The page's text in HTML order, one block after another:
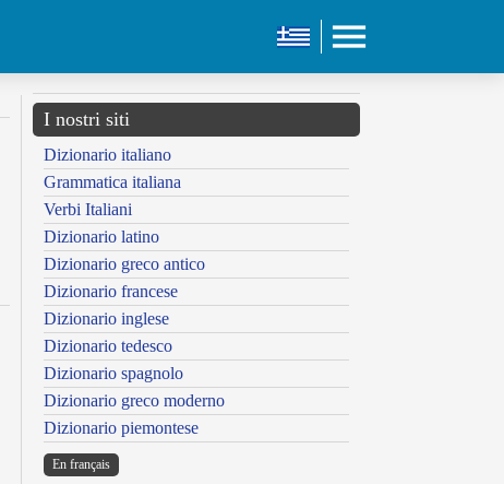
I nostri siti
Dizionario italiano
Grammatica italiana
Verbi Italiani
Dizionario latino
Dizionario greco antico
Dizionario francese
Dizionario inglese
Dizionario tedesco
Dizionario spagnolo
Dizionario greco moderno
Dizionario piemontese
En français